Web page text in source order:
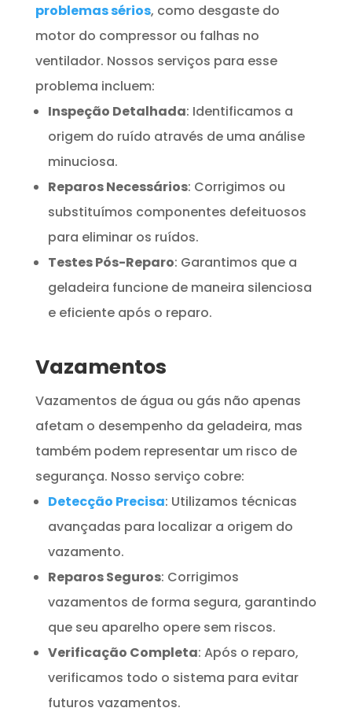
problemas sérios, como desgaste do
motor do compressor ou falhas no
ventilador. Nossos serviços para esse
problema incluem:
Inspeção Detalhada: Identificamos a
origem do ruído através de uma análise
minuciosa.
Reparos Necessários: Corrigimos ou
substituímos componentes defeituosos
para eliminar os ruídos.
Testes Pós-Reparo: Garantimos que a
geladeira funcione de maneira silenciosa
e eficiente após o reparo.
Vazamentos
Vazamentos de água ou gás não apenas
afetam o desempenho da geladeira, mas
também podem representar um risco de
segurança. Nosso serviço cobre:
Detecção Precisa: Utilizamos técnicas
avançadas para localizar a origem do
vazamento.
Reparos Seguros: Corrigimos
vazamentos de forma segura, garantindo
que seu aparelho opere sem riscos.
Verificação Completa: Após o reparo,
verificamos todo o sistema para evitar
futuros vazamentos.